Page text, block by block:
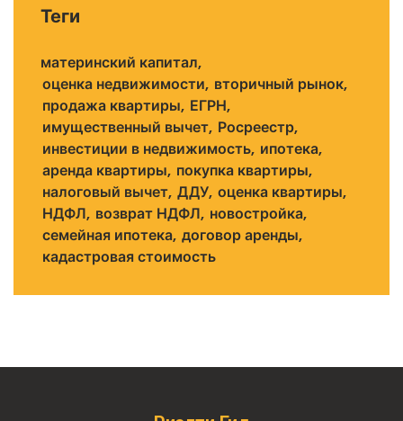
Теги
материнский капитал
оценка недвижимости вторичный рынок
продажа квартиры ЕГРН
имущественный вычет Росреестр
инвестиции в недвижимость ипотека
аренда квартиры покупка квартиры
налоговый вычет ДДУ оценка квартиры
НДФЛ возврат НДФЛ новостройка
семейная ипотека договор аренды
кадастровая стоимость